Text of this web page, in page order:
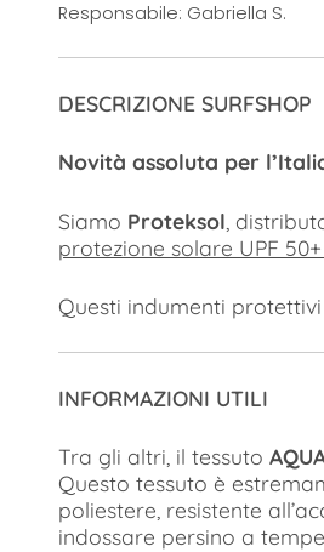
Responsabile: Gabriella S.
DESCRIZIONE SURFSHOP
Novità assoluta per
Siamo Proteksol ,
protezione solare UPF
Questi indumenti
INFORMAZIONI UTILI
Tra gli altri, il tessuto
Questo tessuto è
poliestere, resistente
indossare persino a